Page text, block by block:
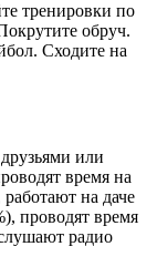
тренировки по
обруч.
Сходите на
или
время на
на даче
проводят время
радио